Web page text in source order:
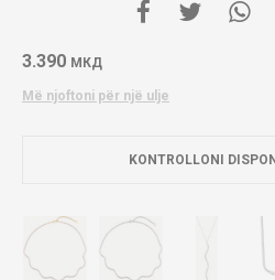
3.390 МКД
Më njoftoni për një ulje
KONTROLLONI